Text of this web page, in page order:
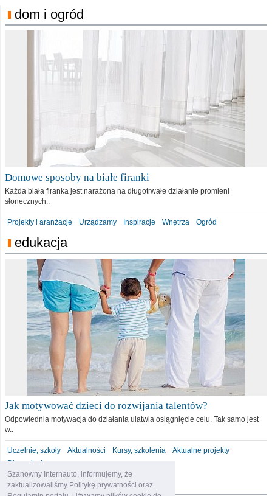
Szanowny Internauto, informujemy, że
zaktualizowaliśmy Politykę prywatności oraz
dom i ogród
Domowe sposoby na białe firanki
Każda biała firanka jest narażona na długotrwałe działanie promieni
słonecznych..
Projekty i aranżacje Urządzamy Inspiracje Wnętrza Ogród
edukacja
Jak motywować dzieci do rozwijania talentów?
Odpowiednia motywacja do działania ułatwia osiągnięcie celu. Tak samo jest
w..
Uczelnie, szkoły Aktualności Kursy, szkolenia
Aktualne projekty
Dla malucha
motoryzacja